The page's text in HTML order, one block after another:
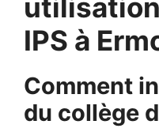
IPS à
Comment
du collège